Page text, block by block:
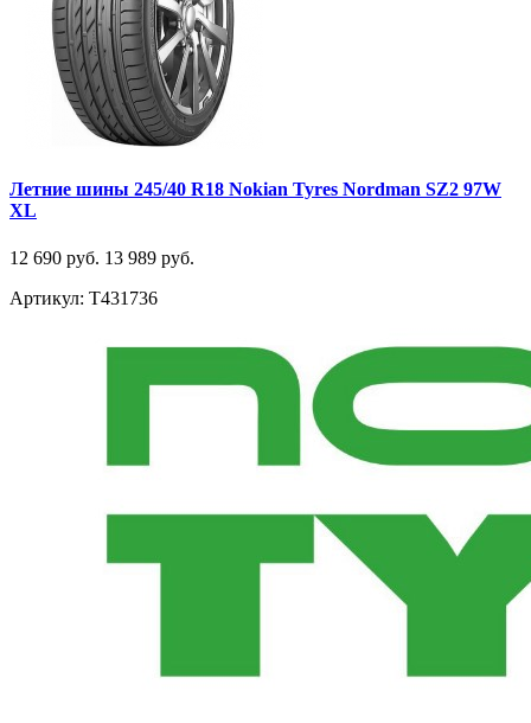
Летние шины 245/40 R18 Nokian Tyres Nordman SZ2 97W
XL
12 690 руб. 13 989 руб.
Артикул: T431736